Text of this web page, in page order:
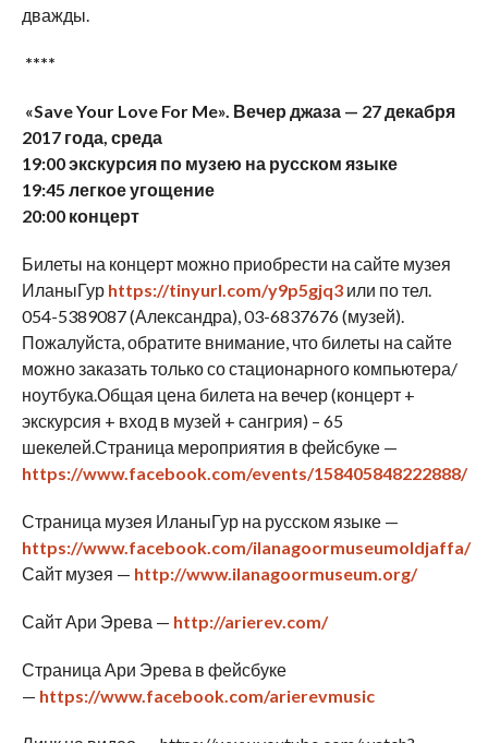
дважды.
****
«Save Your Love For Me». Вечер джаза — 27 декабря
2017 года, среда
19:00 экскурсия по музею на русском языке
19:45 легкое угощение
20:00 концерт
Билеты на концерт можно приобрести на сайте музея
ИланыГур https://tinyurl.com/y9p5gjq3 или по тел.
054-5389087 (Александра), 03-6837676 (музей).
Пожалуйста, обратите внимание, что билеты на сайте
можно заказать только со стационарного компьютера/
ноутбука.Общая цена билета на вечер (концерт +
экскурсия + вход в музей + сангрия) – 65
шекелей.Страница мероприятия в фейсбуке —
https://www.facebook.com/events/158405848222888/
Страница музея ИланыГур на русском языке —
https://www.facebook.com/ilanagoormuseumoldjaffa/
Сайт музея — http://www.ilanagoormuseum.org/
Сайт Ари Эрева — http://arierev.com/
Страница Ари Эрева в фейсбуке
— https://www.facebook.com/arierevmusic